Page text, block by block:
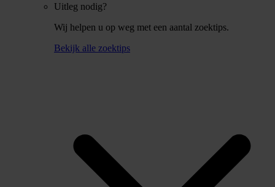
Uitleg nodig?
Wij helpen u op weg met een aantal zoektips.
Bekijk alle zoektips